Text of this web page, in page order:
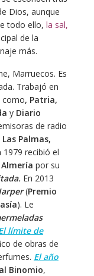
Dios, aunque
todo ello, la sal,
de la
más.
Marruecos. Es
Trabajó en
como, Patria,
yDiario
de radio
Palmas,
1979 recibió el
por su
En 2013
(Premio
). Le
límite de
de obras de
El año
Binomio,